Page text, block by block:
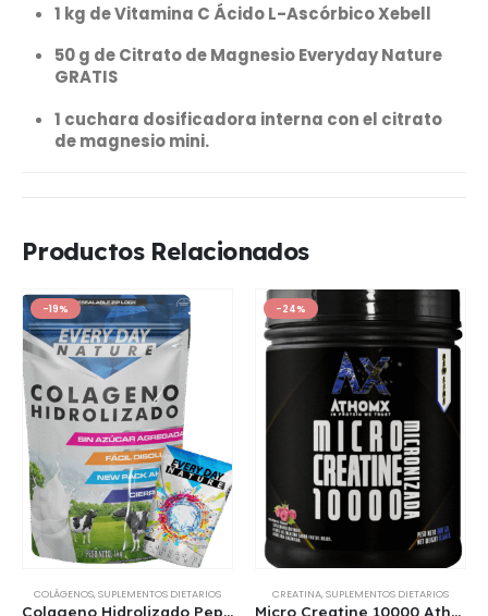
1 kg de Vitamina C Ácido L-Ascórbico Xebell
50 g de Citrato de Magnesio Everyday Nature
GRATIS
1 cuchara dosificadora interna con el citrato
de magnesio mini.
Productos Relacionados
-19%
COLÁGENOS,SUPLEMENTOS DIETARIOS
Colageno Hidrolizado Peptidos 1 Kg + 250 Gr Cloruro De Magnesio Gratis
-24%
CREATINA,SUPLEMENTOS DIETARIOS
Micro Creatine 10000 AthomX Creatina Micronizada 300 Gr